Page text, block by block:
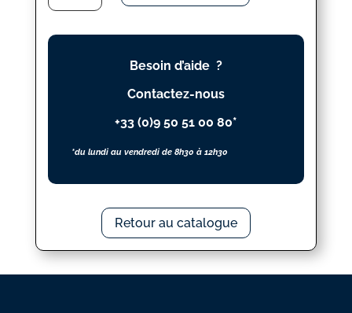
JALOUX
DE
Besoin d’aide ?
Contactez-nous
+33 (0)9 50 51 00 80*
*du lundi au vendredi de 8h30 à 12h30
Retour au catalogue